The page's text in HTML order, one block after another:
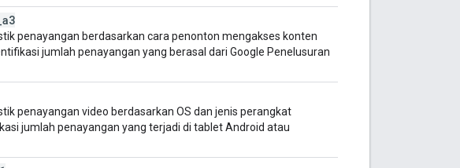
a3
penayangan berdasarkan cara penonton mengakses konten
jumlah penayangan yang berasal dari Google Penelusuran
penayangan video berdasarkan OS dan jenis perangkat
jumlah penayangan yang terjadi di tablet Android atau